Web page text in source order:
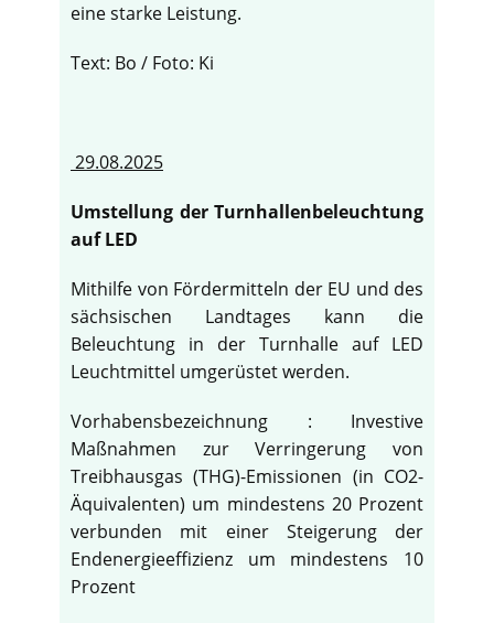
eine starke Leistung.
Text: Bo / Foto: Ki
29.08.2025
Umstellung der Turnhallenbeleuchtung
auf LED
Mithilfe von Fördermitteln der EU und des
sächsischen Landtages kann die
Beleuchtung in der Turnhalle auf LED
Leuchtmittel umgerüstet werden.
Vorhabensbezeichnung : Investive
Maßnahmen zur Verringerung von
Treibhausgas (THG)-Emissionen (in CO2-
Äquivalenten) um mindestens 20 Prozent
verbunden mit einer Steigerung der
Endenergieeffizienz um mindestens 10
Prozent